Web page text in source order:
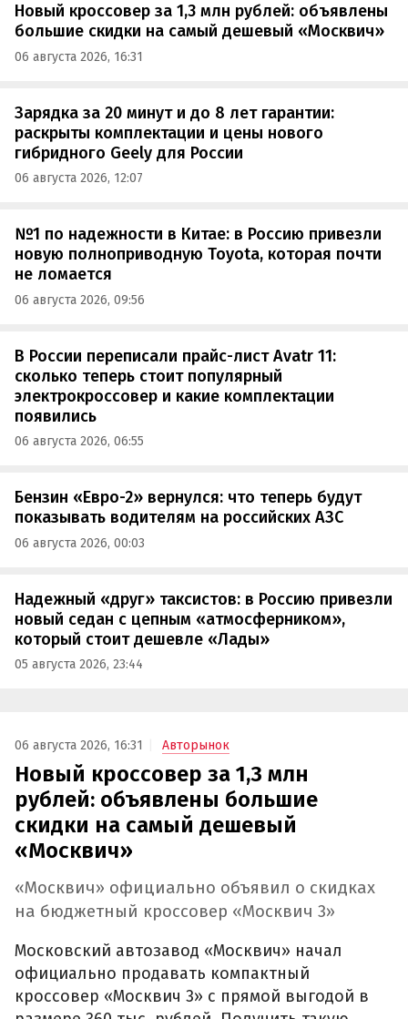
Новый кроссовер за 1,3 млн рублей: объявлены
большие скидки на самый дешевый «Москвич»
06 августа 2026, 16:31
Зарядка за 20 минут и до 8 лет гарантии:
раскрыты комплектации и цены нового
гибридного Geely для России
06 августа 2026, 12:07
№1 по надежности в Китае: в Россию привезли
новую полноприводную Toyota, которая почти
не ломается
06 августа 2026, 09:56
В России переписали прайс-лист Avatr 11:
сколько теперь стоит популярный
электрокроссовер и какие комплектации
появились
06 августа 2026, 06:55
Бензин «Евро-2» вернулся: что теперь будут
показывать водителям на российских АЗС
06 августа 2026, 00:03
Надежный «друг» таксистов: в Россию привезли
новый седан с цепным «атмосферником»,
который стоит дешевле «Лады»
05 августа 2026, 23:44
06 августа 2026, 16:31 Авторынок
Новый кроссовер за 1,3 млн
рублей: объявлены большие
скидки на самый дешевый
«Москвич»
«Москвич» официально объявил о скидках
на бюджетный кроссовер «Москвич 3»
Московский автозавод «Москвич» начал
официально продавать компактный
кроссовер «Москвич 3» с прямой выгодой в